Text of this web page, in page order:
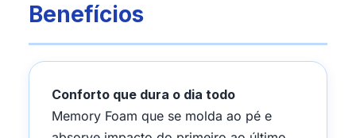
Benefícios
Conforto que dura o dia todo
Memory Foam que se molda ao pé e